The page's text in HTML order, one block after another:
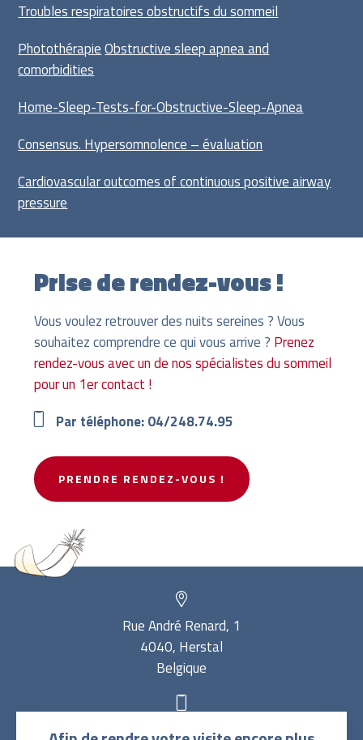
Troubles respiratoires obstructifs du sommeil
Photothérapie Obstructive sleep apnea and
comorbidities
Home-Sleep-Tests-for-Obstructive-Sleep-Apnea
Consensus. Hypersomnolence – évaluation
Cardiovascular outcomes of continuous positive airway
pressure
Prise de rendez-vous !
Vous voulez retrouver des nuits sereines ? Vous
souhaitez comprendre ce qui vous arrive ? Prenez
rendez-vous avec un de nos spécialistes du sommeil
pour un 1er contact !
Par téléphone: 04/248.74.95
PRENDRE RENDEZ-VOUS !
Rue André Renard, 1
4040, Herstal
Belgique
Renseignements et rendez-vous Centre du 04 323 85